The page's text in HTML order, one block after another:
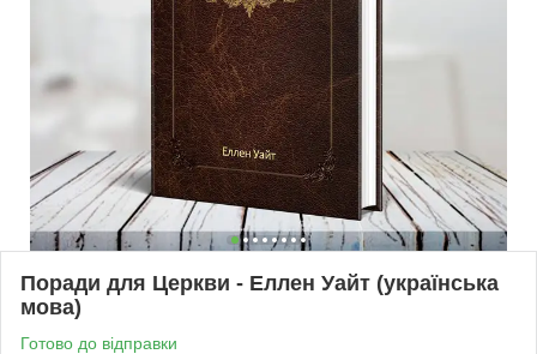
Поради для Церкви - Еллен Уайт (українська
мова)
Готово до відправки